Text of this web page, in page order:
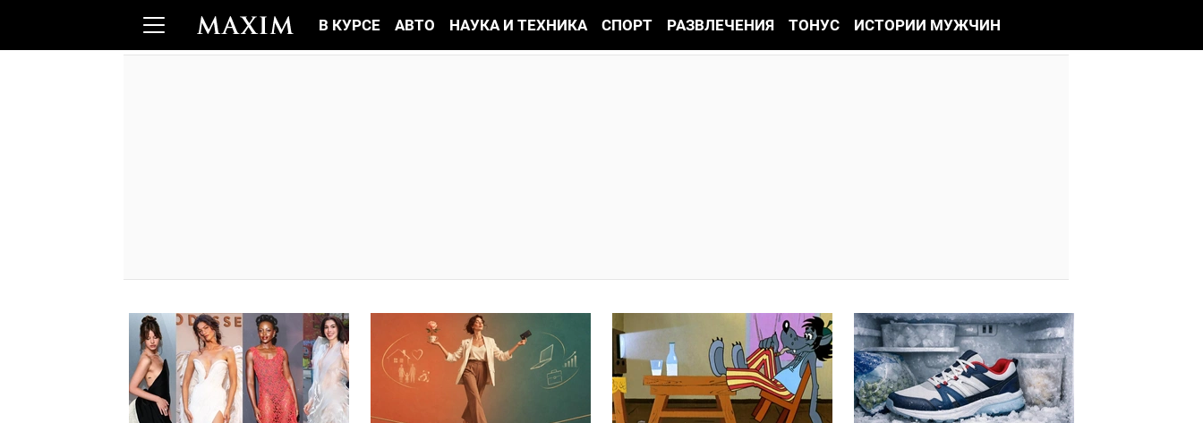
В КУРСЕ АВТО НАУКА И ТЕХНИКА СПОРТ РАЗВЛЕЧЕНИЯ ТОНУС ИСТОРИИ МУЖЧИН